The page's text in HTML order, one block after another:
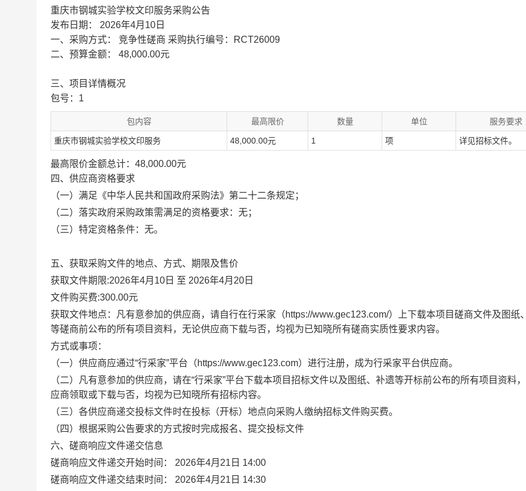
重庆市钢城实验学校文印服务采购公告
发布日期： 2026年4月10日
一、采购方式： 竞争性磋商 采购执行编号：
RCT26009
二、预算金额： 48,000.00元
三、项目详情概况
包号：1
包内容 最高限价 数量 单位 服务要求
重庆市钢城实验学校文印服务 48,000.00元 1 项 详见招标文件。
最高限价金额总计：48,000.00元
四、供应商资格要求
（一）满足《中华人民共和国政府采购法》第二十二条规定；
（二）落实政府采购政策需满足的资格要求：无；
（三）特定资格条件： 无。
五、获取采购文件的地点、方式、期限及售价
获取文件期限:2026年4月10日 至 2026年4月20日
文件购买费:300.00元
获取文件地点：凡有意参加的供应商，请自行在行采家（https://www.gec123.com/）上下载本项目磋商文件及图纸
等磋商前公布的所有项目资料，无论供应商下载与否，均视为已知晓所有磋商实质性要求内容。
方式或事项：
（一）供应商应通过“行采家”平台（https://www.gec123.com）进行注册，成为行采家平台供应商。
（二）凡有意参加的供应商，请在“行采家”平台下载本项目招标文件以及图纸、补遗等开标前公布的所有项目资料
应商领取或下载与否，均视为已知晓所有招标内容。
（三）各供应商递交投标文件时在投标（开标）地点向采购人缴纳招标文件购买费。
（四）根据采购公告要求的方式按时完成报名、提交投标文件
六、磋商响应文件递交信息
磋商响应文件递交开始时间： 2026年4月21日 14:00
磋商响应文件递交结束时间： 2026年4月21日 14:30